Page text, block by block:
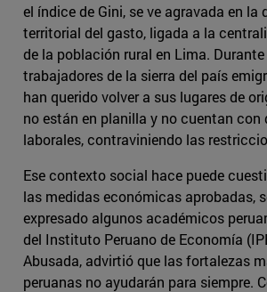
el índice de Gini, se ve agravada en la
territorial del gasto, ligada a la
de la población rural en Lima.
trabajadores de la sierra del país
han querido volver a sus lugares de
no están en planilla y no cuentan con
laborales, contraviniendo las
Ese contexto social hace puede
las medidas económicas aprobadas,
expresado algunos académicos
del Instituto Peruano de Economía
Abusada, advirtió que las fortalezas
peruanas no ayudarán para siempre.